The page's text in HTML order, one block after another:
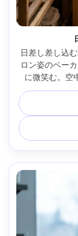
日差し差し込
ロン姿のベー
に微笑む。空
Leica SL2